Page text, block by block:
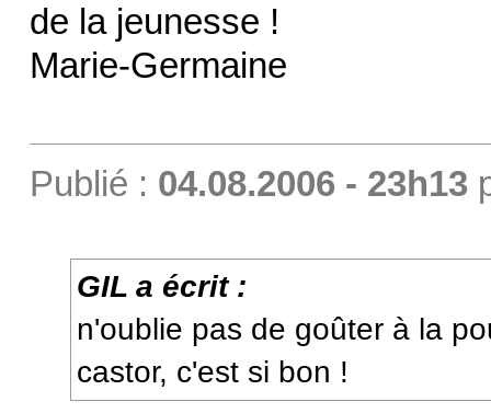
de la jeunesse !
Marie-Germaine
Publié : 04.08.2006 - 23h13
GIL a écrit :
n'oublie pas de goûter à la
castor, c'est si bon !